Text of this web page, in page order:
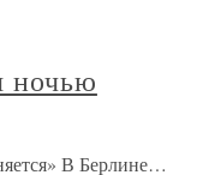
ночью
В Берлине…